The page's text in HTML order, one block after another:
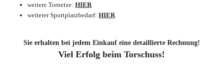
weitere Tornetze: HIER
weiterer Sportplatzbedarf: HIER
Sie erhalten bei jedem Einkauf eine detaillierte Rechnung!
Viel Erfolg beim Torschuss!